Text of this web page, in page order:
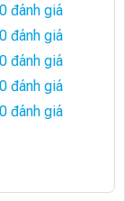
0 đánh giá
0 đánh giá
0 đánh giá
0 đánh giá
0 đánh giá